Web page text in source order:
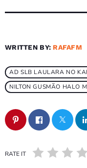
WRITTEN BY: RAFAFM
AD SLB LAULARA NO
NILTON GUSMÃO HALO
RATE IT